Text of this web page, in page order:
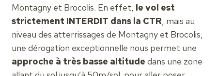
Montagny et Brocolis. En effet, le vol est
strictement INTERDIT dans la CTR, mais au
niveau des atterrissages de Montagny et Brocolis,
une dérogation exceptionnelle nous permet une
approche à très basse altitude dans une zone